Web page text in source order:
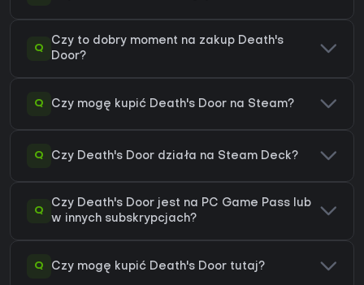
Q
Czy to dobry moment na zakup Death's
Door?
Q Czy mogę kupić Death's Door na Steam?
Q Czy Death's Door działa na Steam Deck?
Q
Czy Death's Door jest na PC Game Pass lub
w innych subskrypcjach?
Q Czy mogę kupić Death's Door tutaj?